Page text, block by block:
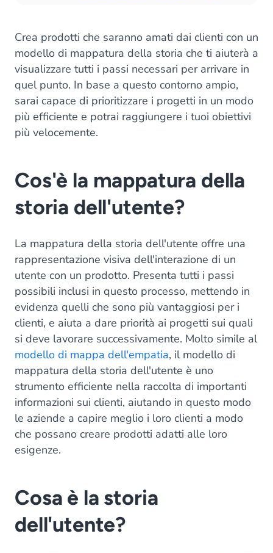
Crea prodotti che saranno amati dai clienti con un
modello di mappatura della storia che ti aiuterà a
visualizzare tutti i passi necessari per arrivare in
quel punto. In base a questo contorno ampio,
sarai capace di prioritizzare i progetti in un modo
più efficiente e potrai raggiungere i tuoi obiettivi
più velocemente.
Cos'è la mappatura della
storia dell'utente?
La mappatura della storia dell'utente offre una
rappresentazione visiva dell'interazione di un
utente con un prodotto. Presenta tutti i passi
possibili inclusi in questo processo, mettendo in
evidenza quelli che sono più vantaggiosi per i
clienti, e aiuta a dare priorità ai progetti sui quali
si deve lavorare successivamente. Molto simile al
modello di mappa dell'empatia, il modello di
mappatura della storia dell'utente è uno
strumento efficiente nella raccolta di importanti
informazioni sui clienti, aiutando in questo modo
le aziende a capire meglio i loro clienti a modo
che possano creare prodotti adatti alle loro
esigenze.
Cosa è la storia
dell'utente?